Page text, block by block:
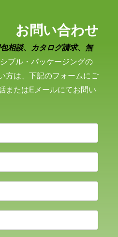
お問い合わせ
相談、カタログ請求、無
ブル・パッケージングの
方は、下記のフォームにご
またはEメールにてお問い